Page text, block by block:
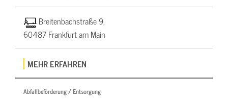
Breitenbachstraße 9,
60487 Frankfurt am Main
MEHR ERFAHREN
Abfallbeförderung / Entsorgung